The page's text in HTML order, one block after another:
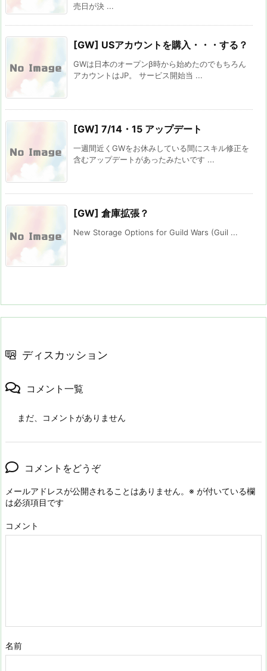
売日が決 ...
[GW] USアカウントを購入・・・する？
GWは日本のオープンβ時から始めたのでもちろん
アカウントはJP。 サービス開始当 ...
[GW] 7/14・15 アップデート
一週間近くGWをお休みしている間にスキル修正を
含むアップデートがあったみたいです ...
[GW] 倉庫拡張？
New Storage Options for Guild Wars (Guil ...
ディスカッション
コメント一覧
まだ、コメントがありません
コメントをどうぞ
メールアドレスが公開されることはありません。 ※ が付いている欄
は必須項目です
コメント
名前